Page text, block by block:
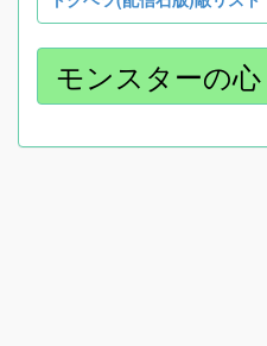
モンスターの心